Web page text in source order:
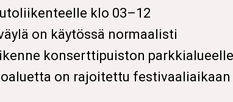
klo 03–12
on käytössä normaalisti
konserttipuiston
on rajoitettu